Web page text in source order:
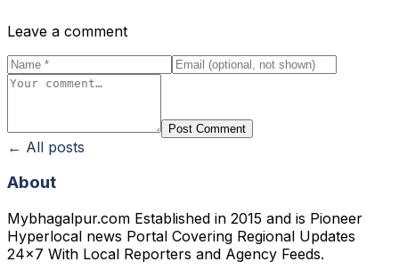
Leave a comment
Post Comment
← All posts
About
Mybhagalpur.com Established in 2015 and is Pioneer
Hyperlocal news Portal Covering Regional Updates
24x7 With Local Reporters and Agency Feeds.